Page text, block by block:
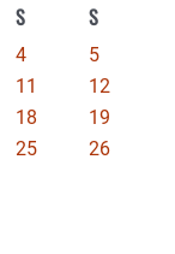
S S
4
5
11
12
18
19
25
26